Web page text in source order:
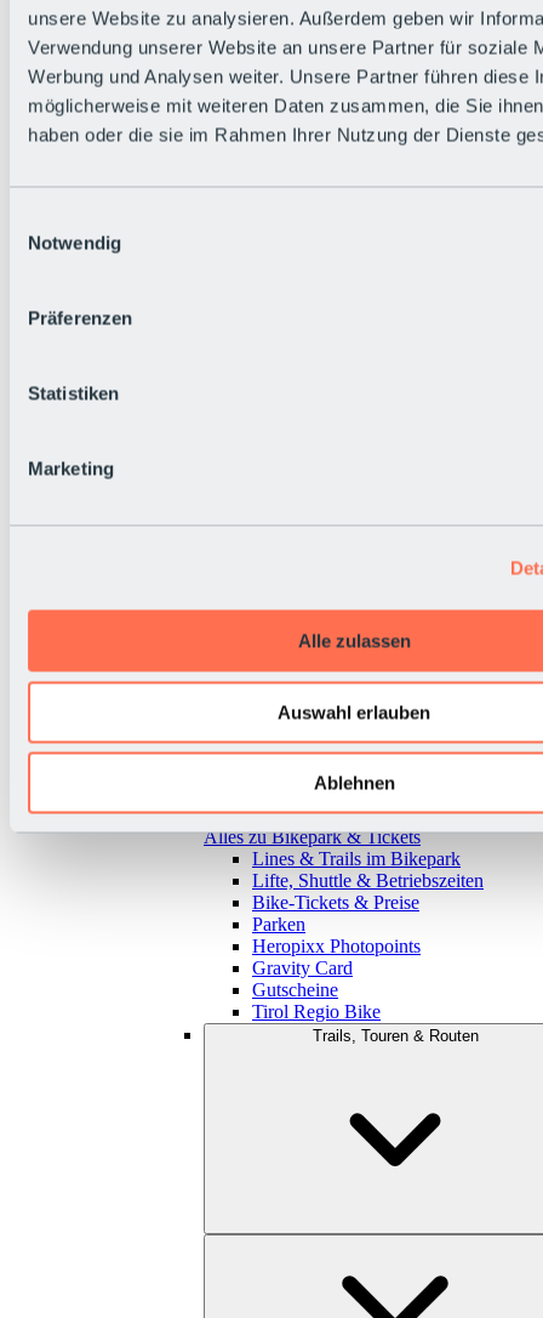
unsere Website zu analysieren. Außerdem geben wir
Verwendung unserer Website an unsere Partner für soziale
Werbung und Analysen weiter. Unsere Partner führen diese
möglicherweise mit weiteren Daten zusammen, die Sie
haben oder die sie im Rahmen Ihrer Nutzung der Dienste
Notwendig
Präferenzen
Statistiken
Marketing
Alle zulassen
Auswahl erlauben
Ablehnen
Nachhaltigkeit in der BRS
Bikepark & Tickets
Zurück
Alles zu Bikepark & Tickets
Lines & Trails im Bikepark
Lifte, Shuttle & Betriebszeiten
Bike-Tickets & Preise
Parken
Heropixx Photopoints
Gravity Card
Gutscheine
Tirol Regio Bike
Trails, Touren & Routen